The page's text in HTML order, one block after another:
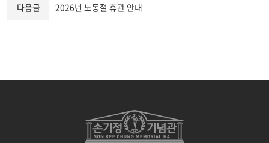
다음글 2026년 노동절 휴관 안내